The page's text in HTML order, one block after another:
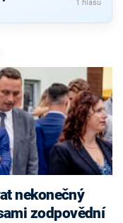
1 hlasů
zodpovědní